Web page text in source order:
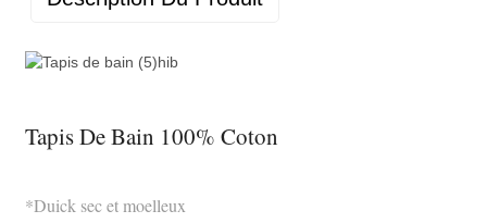
Tapis De Bain 100% Coton
*Duick sec et moelleux